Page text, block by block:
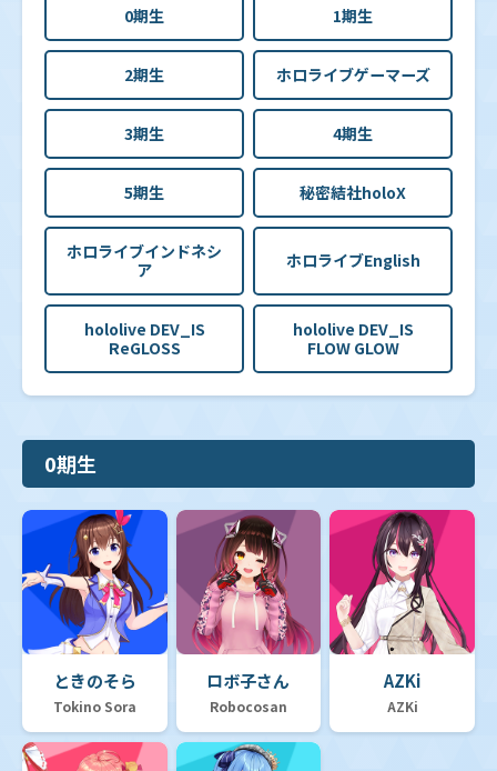
0期生 1期生
2期生 ホロライブゲーマーズ
3期生 4期生
5期生 秘密結社holoX
ホロライブインドネシ
ア
ホロライブEnglish
hololive DEV_IS
ReGLOSS
hololive DEV_IS
FLOW GLOW
0期生
ときのそら
Tokino Sora
ロボ子さん
Robocosan
AZKi
AZKi